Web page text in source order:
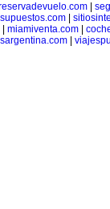
| miamiventa.com|